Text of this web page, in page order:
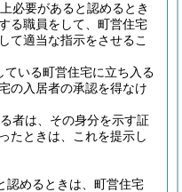
必要があると認めるとき
る職員をして、町営住宅
て適当な指示をさせるこ
いる町営住宅に立ち入る
の入居者の承認を得なけ
者は、その身分を示す証
たときは、これを提示し
認めるときは、町営住宅